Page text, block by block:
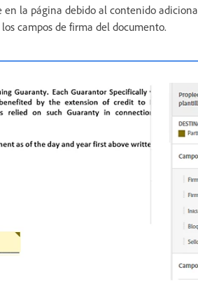
en la página debido al contenido
campos de firma del documento.